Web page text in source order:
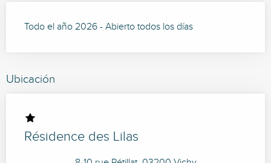
Todo el año 2026 - Abierto todos los días
Ubicación
Résidence des Lilas